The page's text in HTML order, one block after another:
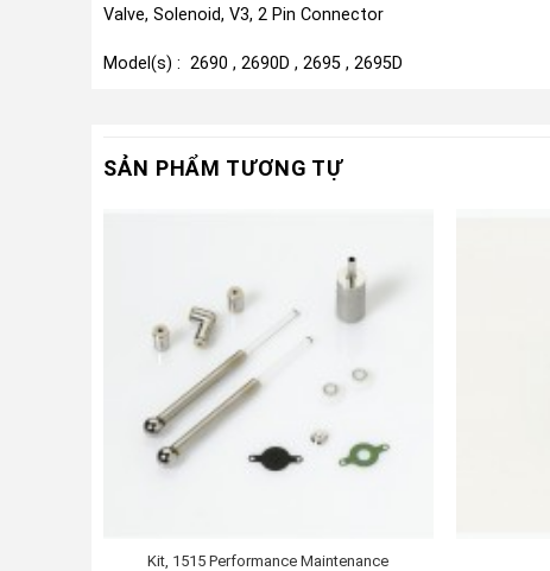
Valve, Solenoid, V3, 2 Pin Connector
Model(s) : 2690 , 2690D , 2695 , 2695D
SẢN PHẨM TƯƠNG TỰ
Kit, 1515 Performance Maintenance